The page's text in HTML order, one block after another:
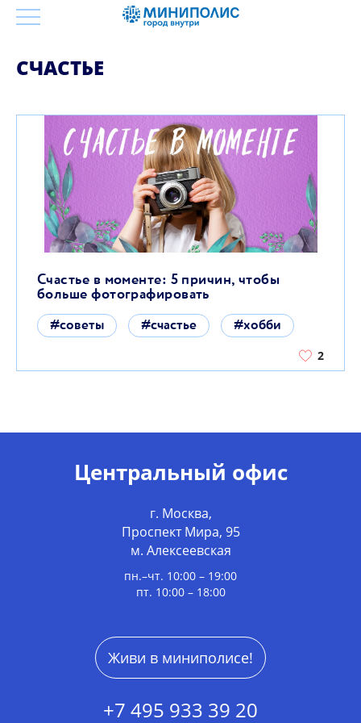
СЧАСТЬЕ
Счастье в моменте: 5 причин, чтобы
больше фотографировать
#советы #счастье #хобби
2
Центральный офис
г. Москва,
Проспект Мира, 95
м. Алексеевская
пн.–чт. 10:00 – 19:00
пт. 10:00 – 18:00
Живи в миниполисе!
+7 495 933 39 20